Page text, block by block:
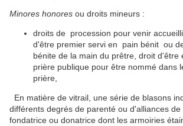
Minores honores ou droits mineurs :
droits de procession pour venir
d'être premier servi en pain bénit ou
bénite de la main du prêtre, droit d'être
prière publique pour être nommé dans
prière,
En matière de vitrail, une série de blasons
différents degrés de parenté ou d'alliances de
fondatrice ou donatrice dont les armoiries